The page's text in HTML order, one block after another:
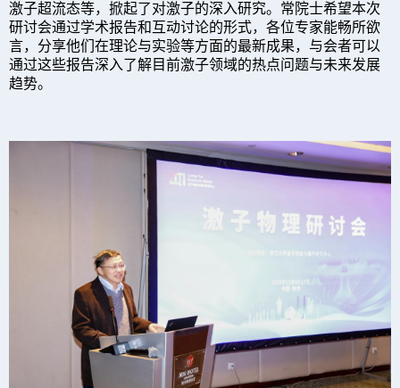
激子超流态等，掀起了对激子的深入研究。 常院士希望本次
研讨会通过学术报告和互动讨论的形式， 各位专家能畅所欲
言，分享他们在理论与实验等方面的最新成果， 与会者可以
通过这些报告深入了解目前激子领域的热点问题与未来发展
趋势。